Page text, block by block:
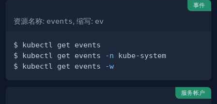
事件
资源名称: events, 缩写: ev
$ kubectl get events
-n
$ kubectl get events
-w
服务帐户